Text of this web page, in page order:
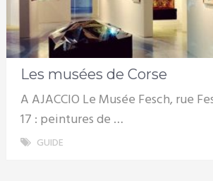
Les musées de Corse
A AJACCIO Le Musée Fesch, rue
17 : peintures de …
GUIDE